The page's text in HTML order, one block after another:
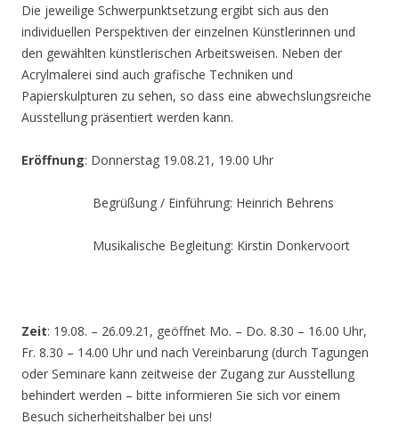
Die jeweilige Schwerpunktsetzung ergibt sich aus den
individuellen Perspektiven der einzelnen Künstlerinnen und
den gewählten künstlerischen Arbeitsweisen. Neben der
Acrylmalerei sind auch grafische Techniken und
Papierskulpturen zu sehen, so dass eine abwechslungsreiche
Ausstellung präsentiert werden kann.
Eröffnung: Donnerstag 19.08.21, 19.00 Uhr
Begrüßung / Einführung: Heinrich Behrens
Musikalische Begleitung: Kirstin Donkervoort
Zeit: 19.08. – 26.09.21, geöffnet Mo. – Do. 8.30 – 16.00 Uhr,
Fr. 8.30 – 14.00 Uhr und nach Vereinbarung (durch Tagungen
oder Seminare kann zeitweise der Zugang zur Ausstellung
behindert werden – bitte informieren Sie sich vor einem
Besuch sicherheitshalber bei uns!